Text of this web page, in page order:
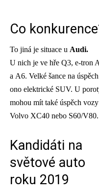
Co
To jiná je situace u Audi.
U nich je ve hře Q3, e-tron
a A6. Velké šance na
ono elektrické SUV. U
mohou mít také úspěch vozy
Volvo XC40 nebo S60/V80.
Kandidáti na
světové auto
roku 2019